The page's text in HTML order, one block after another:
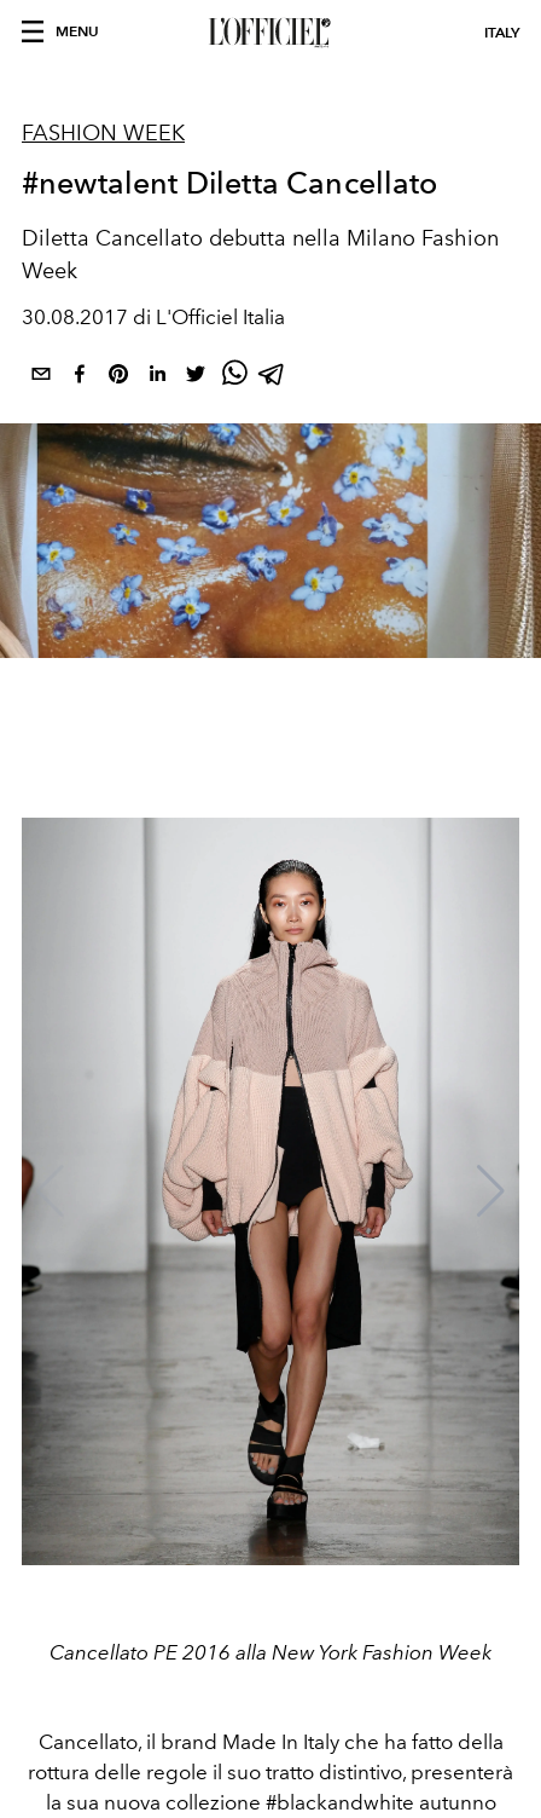
MENU ITALY
FASHION WEEK
#newtalent Diletta Cancellato
Diletta Cancellato debutta nella Milano Fashion
Week
30.08.2017 di L'Officiel Italia
Cancellato PE 2016 alla New York Fashion Week
Cancellato, il brand Made In Italy che ha fatto della
rottura delle regole il suo tratto distintivo, presenterà
la sua nuova collezione #blackandwhite autunno